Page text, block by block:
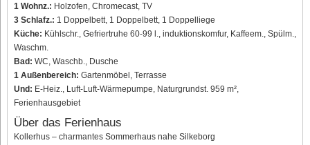
1 Wohnz.: Holzofen, Chromecast, TV
3 Schlafz.: 1 Doppelbett, 1 Doppelbett, 1 Doppelliege
Küche: Kühlschr., Gefriertruhe 60-99 l., induktionskomfur, Kaffeem., Spülm.,
Waschm.
Bad: WC, Waschb., Dusche
1 Außenbereich: Gartenmöbel, Terrasse
Und: E-Heiz., Luft-Luft-Wärmepumpe, Naturgrundst. 959 m²,
Ferienhausgebiet
Über das Ferienhaus
Kollerhus – charmantes Sommerhaus nahe Silkeborg